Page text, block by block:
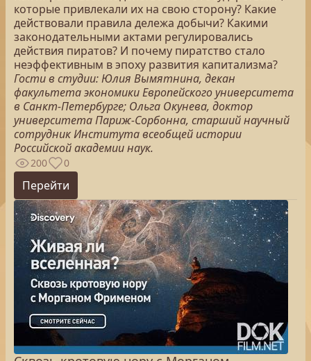
которые привлекали их на свою сторону? Какие
действовали правила дележа добычи? Какими
законодательными актами регулировались
действия пиратов? И почему пиратство стало
неэффективным в эпоху развития капитализма?
Гости в студии: Юлия Вымятнина, декан
факультета экономики Европейского университета
в Санкт-Петербурге; Ольга Окунева, доктор
университета Париж-Сорбонна, старший научный
сотрудник Института всеобщей истории
Российской академии наук.
200 0
Перейти